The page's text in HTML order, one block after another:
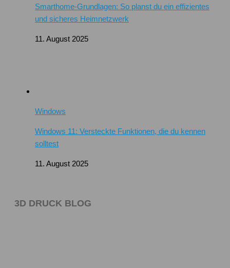
Smarthome-Grundlagen: So planst du ein effizientes
und sicheres Heimnetzwerk
11. August 2025
Windows
Windows 11: Versteckte Funktionen, die du kennen
solltest
11. August 2025
3D DRUCK BLOG